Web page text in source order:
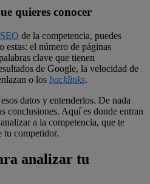
quieres conocer
de la competencia, puedes
estas: el número de páginas
clave que tienen
de Google, la velocidad de
o los backlinks.
datos y entenderlos. De nada
conclusiones. Aquí es donde entran
a la competencia, que te
tu competidor.
analizar tu